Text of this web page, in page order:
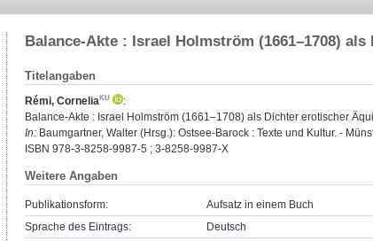
Balance-Akte : Israel Holmström (1661–1708)
Titelangaben
Rémi, Cornelia
:
Balance-Akte : Israel Holmström (1661–1708) als Dichter erotischer
In: Baumgartner, Walter (Hrsg.): Ostsee-Barock : Texte und Kultur. -
ISBN 978-3-8258-9987-5 ; 3-8258-9987-X
Weitere Angaben
Publikationsform:
Aufsatz in einem Buch
Sprache des Eintrags:
Deutsch